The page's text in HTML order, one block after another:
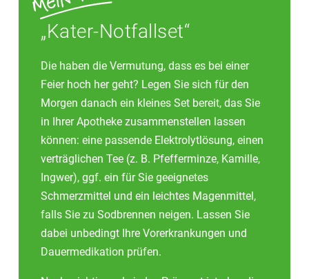
„Kater-Notfallset“
Die haben die Vermutung, dass es bei einer
Feier hoch her geht? Legen Sie sich für den
Morgen danach ein kleines Set bereit, das Sie
in Ihrer Apotheke zusammenstellen lassen
können: eine passende Elektrolytlösung, einen
verträglichen Tee (z. B. Pfefferminze, Kamille,
Ingwer), ggf. ein für Sie geeignetes
Schmerzmittel und ein leichtes Magenmittel,
falls Sie zu Sodbrennen neigen. Lassen Sie
dabei unbedingt Ihre Vorerkrankungen und
Dauermedikation prüfen.